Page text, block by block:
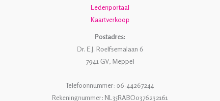
Ledenportaal
Kaartverkoop
Postadres:
Dr. E.J. Roelfsemalaan 6
7941 GV, Meppel
Telefoonnummer: 06-44267244
Rekeningnummer: NL35RABO0376232161